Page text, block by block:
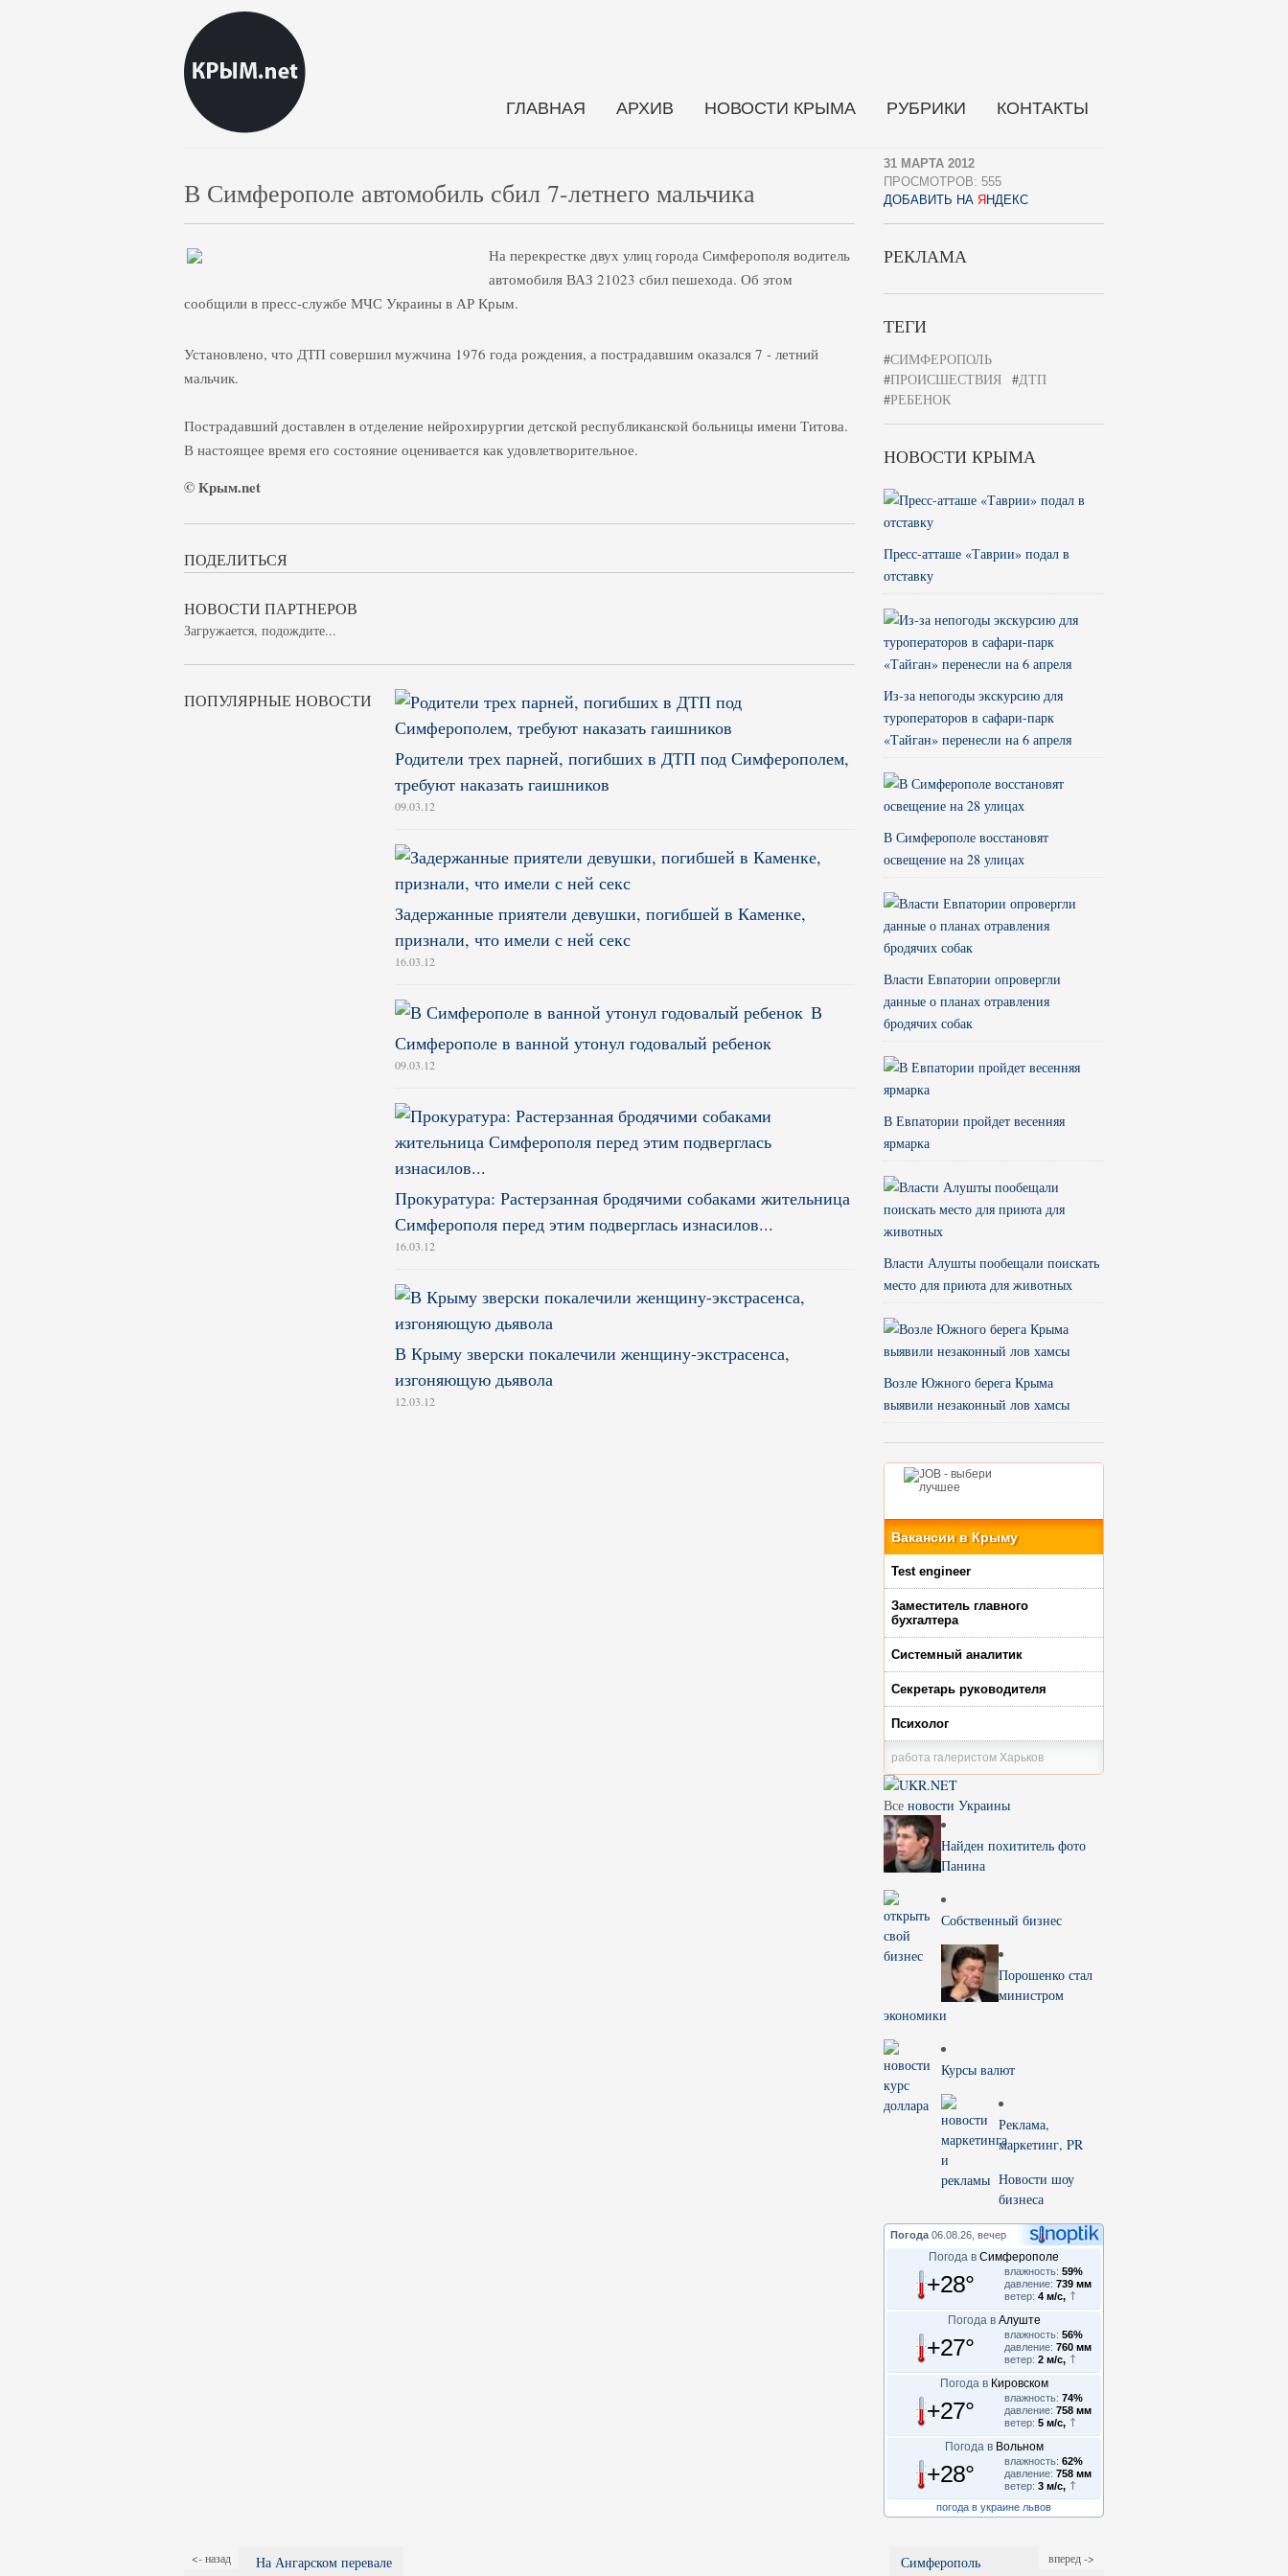
ГЛАВНАЯ АРХИВ НОВОСТИ КРЫМА РУБРИКИ КОНТАКТЫ
В Симферополе автомобиль сбил 7-летнего мальчика
31 МАРТА 2012
ПРОСМОТРОВ: 555
ДОБАВИТЬ НА Я НДЕКС
На перекрестке двух улиц города Симферополя водитель
автомобиля ВАЗ 21023 сбил пешехода. Об этом
сообщили в пресс-службе МЧС Украины в АР Крым.
Установлено, что ДТП совершил мужчина 1976 года рождения, а пострадавшим оказался 7 - летний
мальчик.
Пострадавший доставлен в отделение нейрохирургии детской республиканской больницы имени Титова.
В настоящее время его состояние оценивается как удовлетворительное.
© Крым.net
ПОДЕЛИТЬСЯ
НОВОСТИ ПАРТНЕРОВ
Загружается, подождите...
ПОПУЛЯРНЫЕ НОВОСТИ
Родители трех парней, погибших в ДТП под Симферополем,
требуют наказать гаишников
09.03.12
Задержанные приятели девушки, погибшей в Каменке,
признали, что имели с ней секс
16.03.12
В
Симферополе в ванной утонул годовалый ребенок
09.03.12
Прокуратура: Растерзанная бродячими собаками жительница
Симферополя перед этим подверглась изнасилов...
16.03.12
В Крыму зверски покалечили женщину-экстрасенса,
изгоняющую дьявола
12.03.12
РЕКЛАМА
ТЕГИ
#СИМФЕРОПОЛЬ
#ПРОИСШЕСТВИЯ #ДТП
#РЕБЕНОК
НОВОСТИ КРЫМА
Пресс-атташе «Таврии» подал в
отставку
Из-за непогоды экскурсию для
туроператоров в сафари-парк
«Тайган» перенесли на 6 апреля
В Симферополе восстановят
освещение на 28 улицах
Власти Евпатории опровергли
данные о планах отравления
бродячих собак
В Евпатории пройдет весенняя
ярмарка
Власти Алушты пообещали поискать
место для приюта для животных
Возле Южного берега Крыма
выявили незаконный лов хамсы
Вакансии в Крыму
Test engineer
Заместитель главного
бухгалтера
Системный аналитик
Секретарь руководителя
Психолог
работа галеристом Харьков
Все новости Украины
Найден похититель фото
Панина
Собственный бизнес
Порошенко стал
министром
экономики
Курсы валют
Реклама,
маркетинг, PR
Новости шоу
бизнеса
Погода 06.08.26, вечер
Погода в Симферополе
+28° влажность: 59%
давление: 739 мм
ветер: 4 м/с,
Погода в Алуште
+27° влажность: 56%
давление: 760 мм
ветер: 2 м/с,
Погода в Кировском
+27° влажность: 74%
давление: 758 мм
ветер: 5 м/с,
Погода в Вольном
+28° влажность: 62%
давление: 758 мм
ветер: 3 м/с,
погода в украине львов
<- назад
На Ангарском перевале
вперед ->
Симферополь